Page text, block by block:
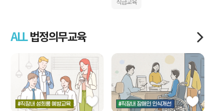
직급교육
ALL법정의무교육